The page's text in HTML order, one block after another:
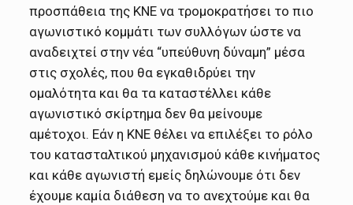
προσπάθεια της ΚΝΕ να τρομοκρατήσει το πιο
αγωνιστικό κομμάτι των συλλόγων ώστε να
αναδειχτεί στην νέα “υπεύθυνη δύναμη” μέσα
στις σχολές, που θα εγκαθιδρύει την
ομαλότητα και θα τα καταστέλλει κάθε
αγωνιστικό σκίρτημα δεν θα μείνουμε
αμέτοχοι. Εάν η ΚΝΕ θέλει να επιλέξει το ρόλο
του κατασταλτικού μηχανισμού κάθε κινήματος
και κάθε αγωνιστή εμείς δηλώνουμε ότι δεν
έχουμε καμία διάθεση να το ανεχτούμε και θα